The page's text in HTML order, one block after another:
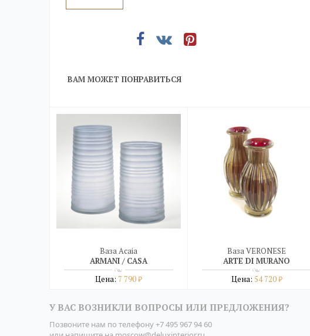
ВАМ МОЖЕТ ПОНРАВИТЬСЯ
Ваза Acaia
ARMANI / CASA
Цена: 7 790₽
Ваза VERONESE
ARTE DI MURANO
Цена: 54 720₽
У ВАС ВОЗНИКЛИ ВОПРОСЫ ИЛИ ПРЕДЛОЖЕНИЯ?
Позвоните нам по телефону+7 495 967 94 60